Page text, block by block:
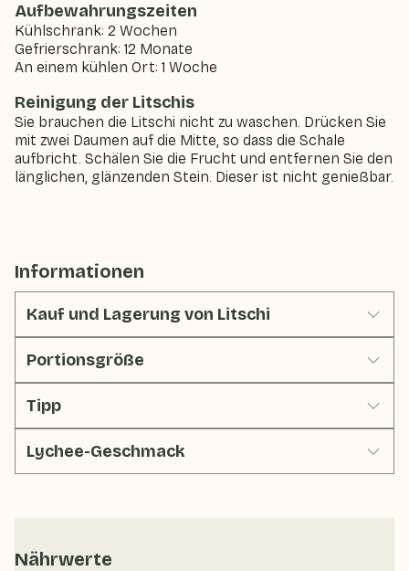
Aufbewahrungszeiten
Kühlschrank: 2 Wochen
Gefrierschrank: 12 Monate
An einem kühlen Ort: 1 Woche
Reinigung der Litschis
Sie brauchen die Litschi nicht zu waschen. Drücken Sie
mit zwei Daumen auf die Mitte, so dass die Schale
aufbricht. Schälen Sie die Frucht und entfernen Sie den
länglichen, glänzenden Stein. Dieser ist nicht genießbar.
Informationen
Kauf und Lagerung von Litschi
Portionsgröße
Tipp
Lychee-Geschmack
Nährwerte